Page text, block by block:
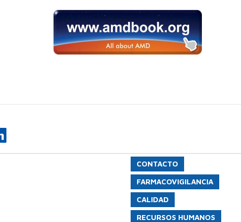
CONTACTO
FARMACOVIGILANCIA
CALIDAD
RECURSOS HUMANOS